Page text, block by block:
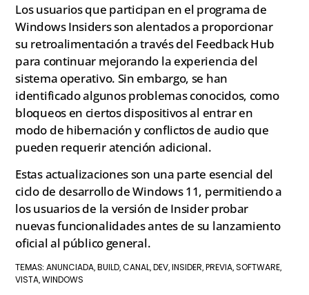
Los usuarios que participan en el programa de
Windows Insiders son alentados a proporcionar
su retroalimentación a través del Feedback Hub
para continuar mejorando la experiencia del
sistema operativo. Sin embargo, se han
identificado algunos problemas conocidos, como
bloqueos en ciertos dispositivos al entrar en
modo de hibernación y conflictos de audio que
pueden requerir atención adicional.
Estas actualizaciones son una parte esencial del
ciclo de desarrollo de Windows 11, permitiendo a
los usuarios de la versión de Insider probar
nuevas funcionalidades antes de su lanzamiento
oficial al público general.
TEMAS:ANUNCIADA, BUILD,CANAL, DEV, INSIDER, PREVIA,SOFTWARE,
VISTA,WINDOWS